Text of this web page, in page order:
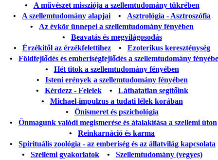
• A művészet missziója a szellemtudomány tükrében
• A szellemtudomány alapjai • Asztrológia - Asztroszófia
• Az évkör ünnepei a szellemtudomány fényében
• Beavatás és megvilágosodás
• Érzékitől az érzékfelettihez • Ezoterikus kereszténység
• Földfejlődés és emberiségfejlődés a szellemtudomány
• Hét titok a szellemtudomány fényében
• Isteni erények a szellemtudomány fényében
• Kérdezz - Felelek• Láthatatlan segítőink
• Michael-impulzus a tudati lélek korában
• Önismeret és pszichológia
• Önmagunk valódi megismerése és átalakítása a szellemi úton
• Reinkarnáció és karma
• Spirituális zoológia - az emberiség és az állatvilág kapcsolata
• Szellemi gyakorlatok• Szellemtudomány (vegyes)